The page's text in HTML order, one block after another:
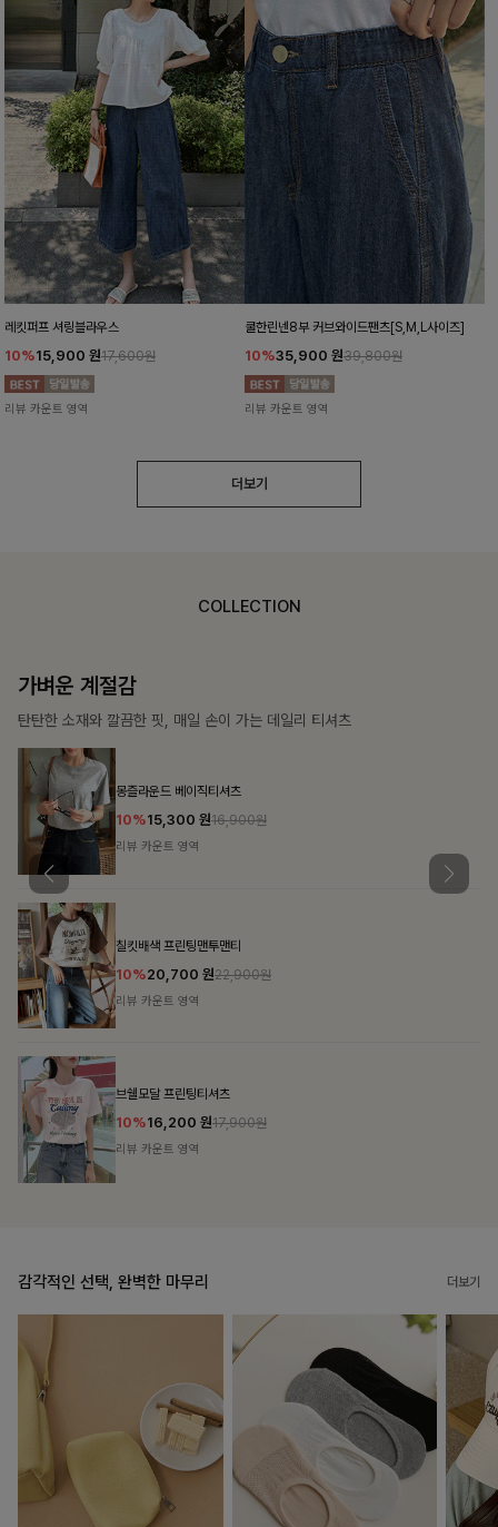
레킷퍼프 셔링블라우스
10%15,900 원17,600원
리뷰 카운트 영역
쿨한린넨8부 커브와이드팬츠[S,M,L사이즈]
10%35,900 원39,800원
리뷰 카운트 영역
더보기
COLLECTION
가장 쉬운 코디
특별한 날부터 일상까지 함께하는 룩
감각적인 선택, 완벽한 마무리 더보기